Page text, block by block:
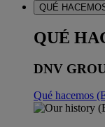
QUÉ
QUÉ
DNV
Qué hacemos